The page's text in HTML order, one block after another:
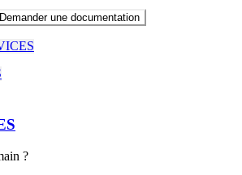
Demander une documentation
?